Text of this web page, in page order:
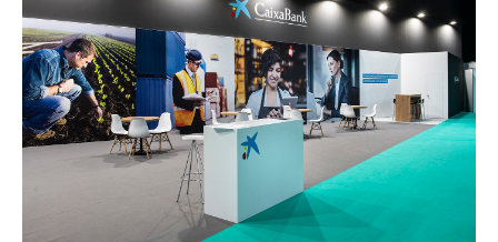
PROYECTOS
STANDS
RETAIL
OFICINAS